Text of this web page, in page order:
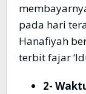
pada hari
Hanafiyah
terbit fajar
2-